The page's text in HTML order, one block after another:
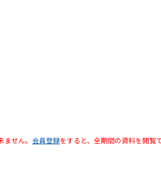
せん。 会員登録をすると、全期間の資料を閲覧